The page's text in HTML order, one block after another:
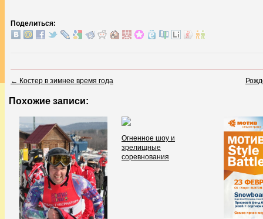
Поделиться:
← Костер в зимнее время года
Похожие записи:
Огненное шоу и
зрелищные
соревнования